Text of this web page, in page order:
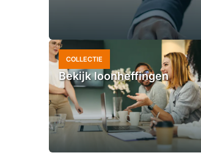
COLLECTIE
Bekijk loonheffingen